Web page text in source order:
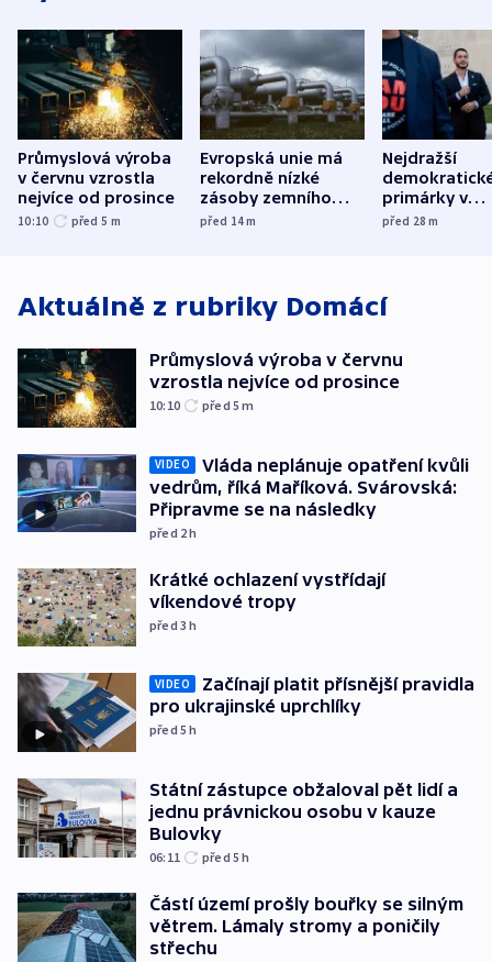
Průmyslová výroba
v červnu vzrostla
nejvíce od prosince
10:10 před 5 m
Evropská unie má
rekordně nízké
zásoby zemního
plynu
před 14m
Nejdražší
primárky v
Michiganu
před 28m
Aktuálně z rubriky Domácí
Průmyslová výroba v červnu
vzrostla nejvíce od prosince
10:10 před 5m
VIDEO
Vláda neplánuje opatření kvůli
vedrům, říká Maříková. Svárovská:
Připravme se na následky
před 2h
Krátké ochlazení vystřídají
víkendové tropy
před 3h
VIDEO
Začínají platit přísnější pravidla
pro ukrajinské uprchlíky
před 5h
Státní zástupce obžaloval pět lidí a
jednu právnickou osobu v kauze
Bulovky
06:11 před 5h
Částí území prošly bouřky se silným
větrem. Lámaly stromy a poničily
střechu